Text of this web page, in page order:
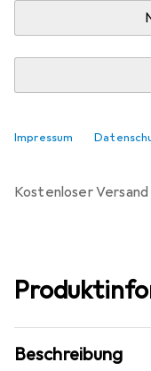
Impressum
Kostenloser
Beschreibung